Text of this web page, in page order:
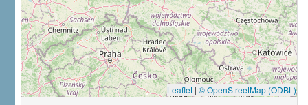
Leaflet | © OpenStreetMap (ODBL)